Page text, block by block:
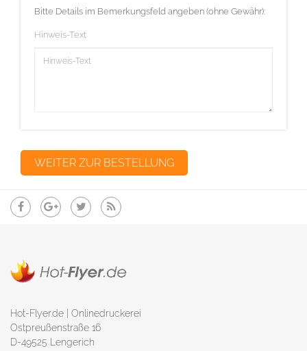
Bitte Details im Bemerkungsfeld angeben (ohne Gewähr):
Hinweis-Text
Hot-Flyer.de | Onlinedruckerei
Ostpreußenstraße 16
D-49525 Lengerich